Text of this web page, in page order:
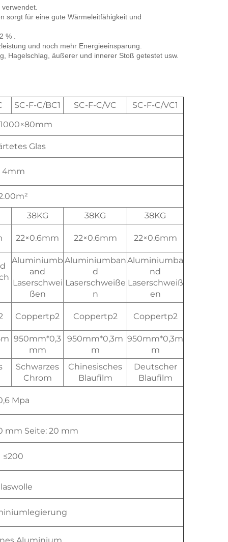
sorgt für eine gute Wärmeleitfähigkeit und
%
und noch mehr Energieeinsparung.
Hagelschlag, äußerer und innerer Stoß getestet usw.
SC-F-C/BC1 SC-F-C/VC
SC-F-C/VC1
Glas
4mm
38KG
38KG 38KG
22×0.6mm 22×0.6mm 22×0.6mm
Aluminiumb
and
Laserschwei
ßen
Aluminiumban
d
Laserschweiße
n
Aluminiumba
nd
Laserschweiß
en
Coppertp2 Coppertp2 Coppertp2
950mm*0,3
mm
950mm*0,3m
m
950mm*0,3m
m
Schwarzes
Chrom
Chinesisches
Blaufilm
Deutscher
Blaufilm
Mpa
mm Seite: 20 mm
≤200